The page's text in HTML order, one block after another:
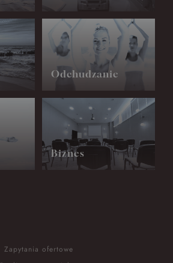
Odchudzanie
Biznes
Zapytania ofertowe